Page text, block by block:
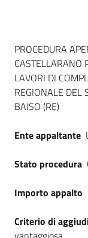
Dati del
PROCEDURA
CASTELLARANO
LAVORI DI
REGIONALE DEL
BAISO (RE)
Ente appaltante
Stato procedura
Importo appalto
Criterio di